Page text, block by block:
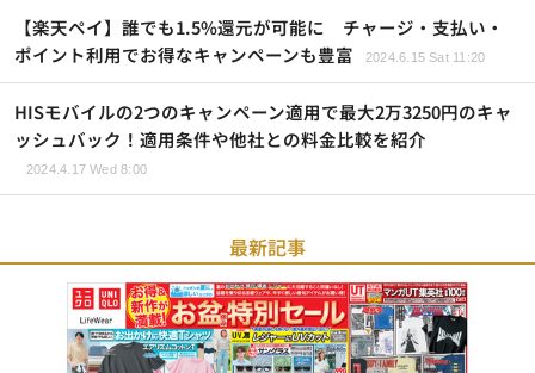
【楽天ペイ】誰でも1.5%還元が可能に チャージ・支払い・
ポイント利用でお得なキャンペーンも豊富
2024.6.15 Sat 11:20
HISモバイルの2つのキャンペーン適用で最大2万3250円のキャ
ッシュバック！適用条件や他社との料金比較を紹介
2024.4.17 Wed 8:00
最新記事